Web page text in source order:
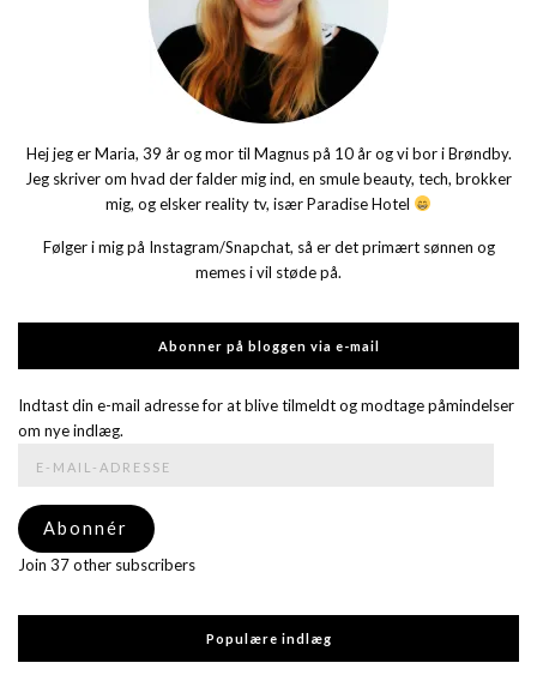
Hej jeg er Maria, 39 år og mor til Magnus på 10 år og vi bor i Brøndby.
Jeg skriver om hvad der falder mig ind, en smule beauty, tech, brokker
mig, og elsker reality tv, især Paradise Hotel
Følger i mig på Instagram/Snapchat, så er det primært sønnen og
memes i vil støde på.
Abonner på bloggen via e-mail
Indtast din e-mail adresse for at blive tilmeldt og modtage påmindelser
om nye indlæg.
mail-
adresse
Abonnér
Join 37 other subscribers
Populære indlæg